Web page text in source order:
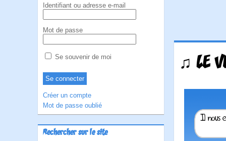
Identifiant ou adresse e-mail
Mot de passe
Se souvenir de moi
Créer un compte
Mot de passe oublié
Rechercher sur le site
♫ LE